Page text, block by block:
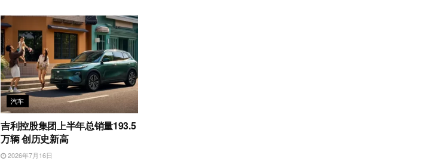
汽车
吉利控股集团上半年总销量193.5
万辆 创历史新高
2026年7月16日